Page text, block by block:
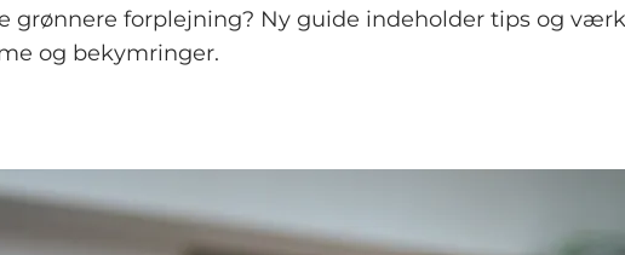
forplejning? Ny guide indeholder tips og
og bekymringer.